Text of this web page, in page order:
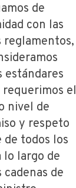
de
con las
reglamentos,
estándares
el
nivel de
y respeto
todos los
lo largo de
cadenas de